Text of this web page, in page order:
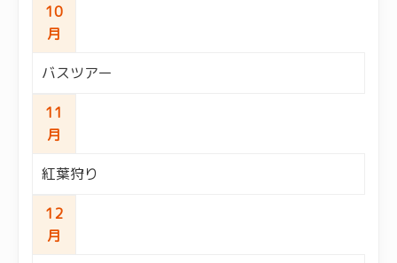
10
月
バスツアー
11
月
紅葉狩り
12
月